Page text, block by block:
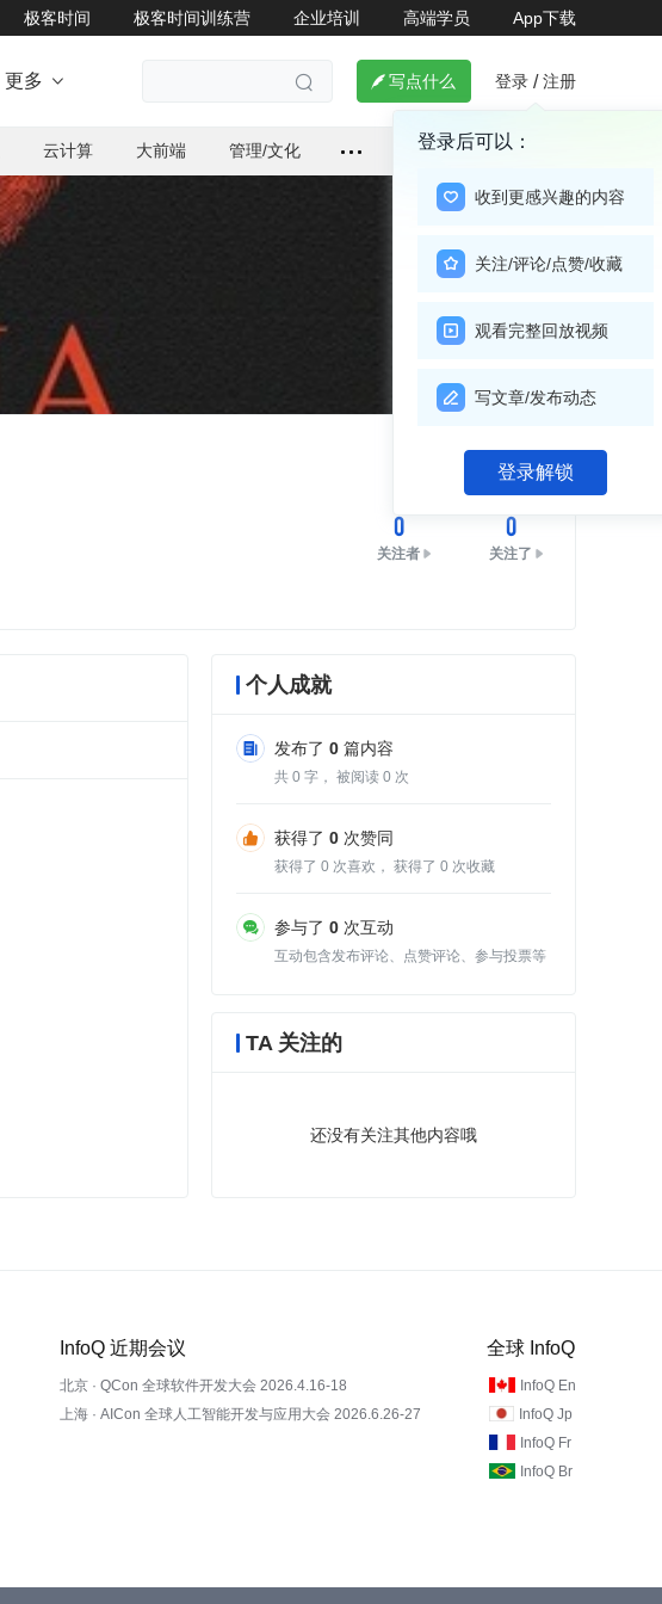
极客时间 极客时间训练营 企业培训 高端学员 App下载
更多    写点什么 登录 / 注册
登录后可以：
收到更感兴趣的内容
关注/评论/点赞/收藏
观看完整回放视频
写文章/发布动态
登录解锁
云计算 大前端 管理/文化
关注
0
关注者
0
关注了
个人成就
发布了 0 篇内容
共 0 字， 被阅读 0 次
获得了 0 次赞同
获得了 0 次喜欢， 获得了 0 次收藏
参与了 0 次互动
互动包含发布评论、点赞评论、参与投票等
TA 关注的
还没有关注其他内容哦
InfoQ 近期会议
北京 · QCon 全球软件开发大会 2026.4.16-18
上海 · AICon 全球人工智能开发与应用大会 2026.6.26-27
全球 InfoQ
InfoQ En
InfoQ Jp
InfoQ Fr
InfoQ Br